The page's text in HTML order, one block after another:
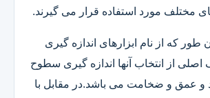
مختلف مورد استفاده قرار می گیرند.
طور که از نام ابزارهای اندازه گیری
از انتخاب آنها اندازه گیری سطوح
و عمق و ضخامت می باشد.در مقابل با